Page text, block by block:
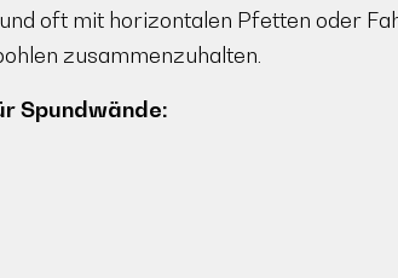
oft mit horizontalen Pfetten oder
zusammenzuhalten.
Spundwände: